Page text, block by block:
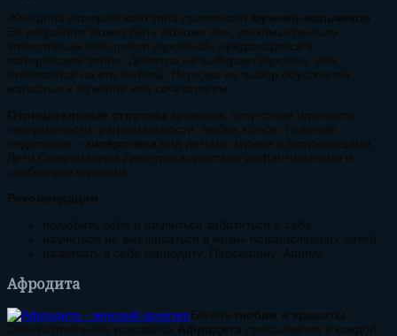
Женщина материнского типа привлекает мужчин-мальчиков
Ее избранник может быть моложе нее, легкомысленным,
эгоистичным или просто мужчиной, нуждающимся в
материнском тепле. Деметра не выбирает мужчину, она
откликается на его любовь. Нередко ее выбор обусловлен
жалостью к мужчине или сочувствием.
Отрицательные стороны архетипа: отсутствие игривости,
сексуальности, рациональности, любви к себе. Главный
недостаток –
гиперопека
над детьми, мужем и окружающими.
Дети Смерхматери-Деметры вырастают инфантильными и
слабохарактерными.
Рекомендации
полюбить себя и научиться заботиться о себе,
научиться не вмешиваться в жизнь повзрослевших детей,
развивать в себе Афродиту, Персефону, Афину.
Афродита
Богиня любви и красоты
Обольстительная красавица
Афродита
просыпается в каждой